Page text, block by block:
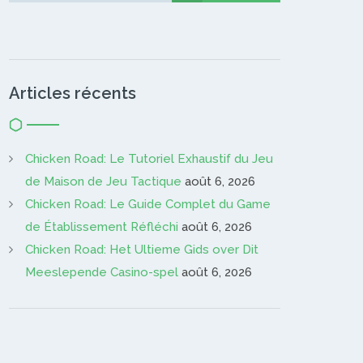
Articles récents
Chicken Road: Le Tutoriel Exhaustif du Jeu
de Maison de Jeu Tactique août 6, 2026
Chicken Road: Le Guide Complet du Game
de Établissement Réfléchi août 6, 2026
Chicken Road: Het Ultieme Gids over Dit
Meeslepende Casino-spel août 6, 2026